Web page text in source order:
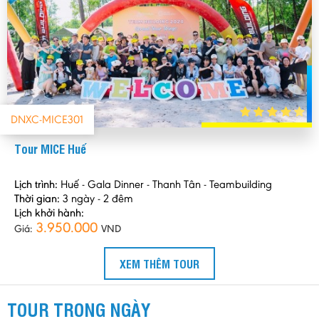
DNXC-MICE301
Tour MICE Huế
Lịch trình: Huế - Gala Dinner - Thanh Tân - Teambuilding
Thời gian: 3 ngày - 2 đêm
Lịch khởi hành:
Giá: 3.950.000 VND
XEM THÊM TOUR
TOUR TRONG NGÀY